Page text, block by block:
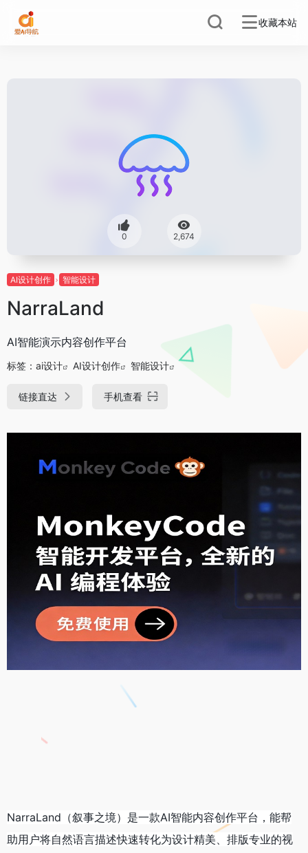
收藏本站
0 2,674
AI设计创作 智能设计
NarraLand
AI智能演示内容创作平台
标签： ai设计 AI设计创作 智能设计
链接直达 手机查看
NarraLand（叙事之境）是一款AI智能内容创作平台，能帮
助用户将自然语言描述快速转化为设计精美、排版专业的视